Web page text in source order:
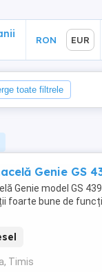
RON EUR
toate filtrele
Genie GS
Genie model GS
foarte bune de
Timis